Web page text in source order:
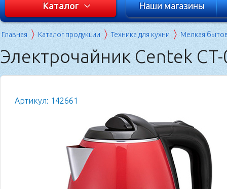
Каталог Наши магазины
Главная Каталог продукции Техника для кухни Мелкая
Электрочайник Centek
Артикул: 142661